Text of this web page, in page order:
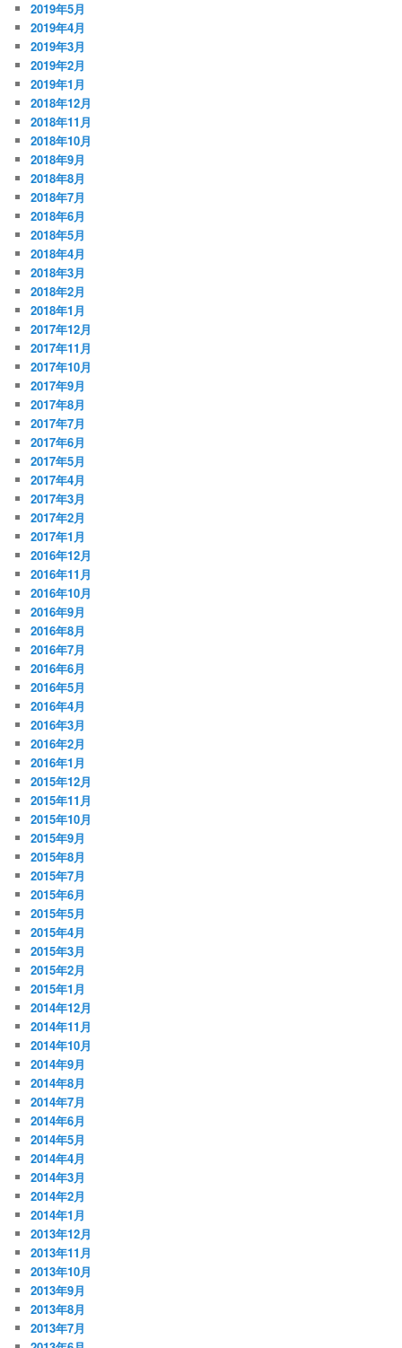
2019年5月
2019年4月
2019年3月
2019年2月
2019年1月
2018年12月
2018年11月
2018年10月
2018年9月
2018年8月
2018年7月
2018年6月
2018年5月
2018年4月
2018年3月
2018年2月
2018年1月
2017年12月
2017年11月
2017年10月
2017年9月
2017年8月
2017年7月
2017年6月
2017年5月
2017年4月
2017年3月
2017年2月
2017年1月
2016年12月
2016年11月
2016年10月
2016年9月
2016年8月
2016年7月
2016年6月
2016年5月
2016年4月
2016年3月
2016年2月
2016年1月
2015年12月
2015年11月
2015年10月
2015年9月
2015年8月
2015年7月
2015年6月
2015年5月
2015年4月
2015年3月
2015年2月
2015年1月
2014年12月
2014年11月
2014年10月
2014年9月
2014年8月
2014年7月
2014年6月
2014年5月
2014年4月
2014年3月
2014年2月
2014年1月
2013年12月
2013年11月
2013年10月
2013年9月
2013年8月
2013年7月